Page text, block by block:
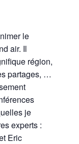
le
air. Il
région,
partages, …
je
experts :
Eric